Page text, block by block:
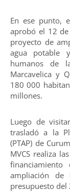
En ese punto,
aprobó el 12
proyecto de
agua potable
humanos de
Marcavelica y
180 000
millones.
Luego de
trasladó a la
(PTAP) de
MVCS realiza
ampliación de
presupuesto del